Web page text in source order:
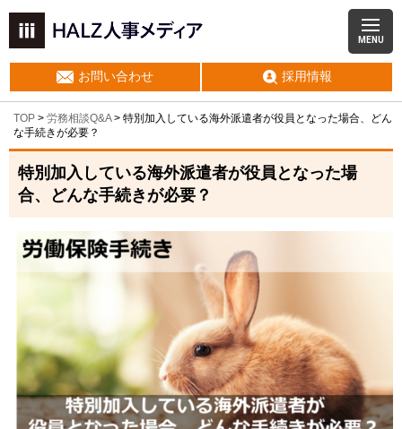
MENU
お問い合わせ 採用情報
TOP > 労務相談Q&A> 特別加入している海外派遣者が役員となった場合、どん
な手続きが必要？
特別加入している海外派遣者が役員となった場
合、どんな手続きが必要？